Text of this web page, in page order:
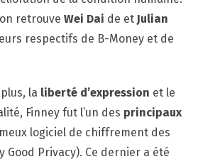
retrouve Wei Dai de et Julian
respectifs de B-Money et de
la liberté d’expression et le
Finney fut l’un des principaux
logiciel de chiffrement des
Good Privacy). Ce dernier a été